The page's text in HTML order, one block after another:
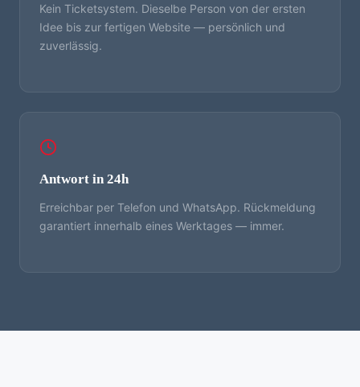
Kein Ticketsystem. Dieselbe Person von der ersten
Idee bis zur fertigen Website — persönlich und
zuverlässig.
Antwort in 24h
Erreichbar per Telefon und WhatsApp. Rückmeldung
garantiert innerhalb eines Werktages — immer.